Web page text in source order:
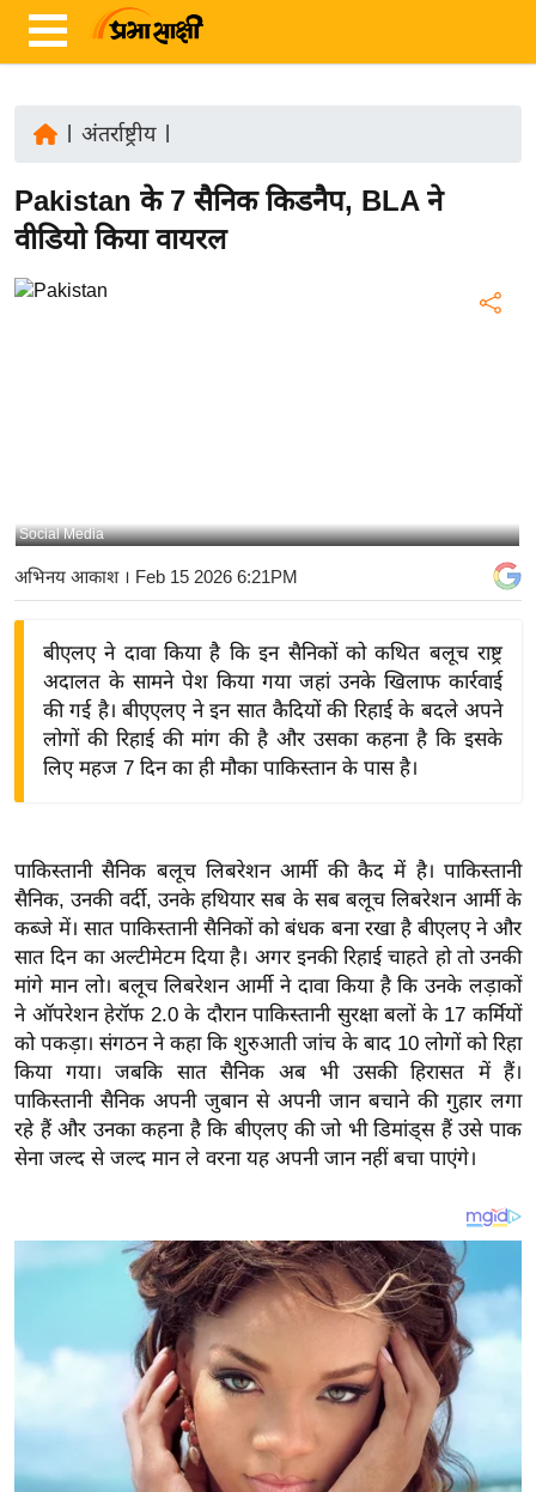
ज़ा
ख
र
ष्ट्री
य
बि
द्यो
ग
त
वि
शे
ष
ज्ञ
रा
य
ब
ज
ल
2
अंतर्राष्ट्रीय|
Pakistan के 7 सैनिक किडनैप, BLA ने
वीडियो किया वायरल
Social Media
अभिनय आकाश। Feb 15 2026 6:21PM
बीएलए ने दावा किया है कि इन सैनिकों को कथित बलूच राष्ट्र
अदालत के सामने पेश किया गया जहां उनके खिलाफ कार्रवाई
की गई है। बीएएलए ने इन सात कैदियों की रिहाई के बदले अपने
लोगों की रिहाई की मांग की है और उसका कहना है कि इसके
लिए महज 7 दिन का ही मौका पाकिस्तान के पास है।
पाकिस्तानी सैनिक बलूच लिबरेशन आर्मी की कैद में है। पाकिस्तानी
सैनिक, उनकी वर्दी, उनके हथियार सब के सब बलूच लिबरेशन आर्मी के
कब्जे में। सात पाकिस्तानी सैनिकों को बंधक बना रखा है बीएलए ने और
सात दिन का अल्टीमेटम दिया है। अगर इनकी रिहाई चाहते हो तो उनकी
मांगे मान लो। बलूच लिबरेशन आर्मी ने दावा किया है कि उनके लड़ाकों
ने ऑपरेशन हेरॉफ 2.0 के दौरान पाकिस्तानी सुरक्षा बलों के 17 कर्मियों
को पकड़ा। संगठन ने कहा कि शुरुआती जांच के बाद 10 लोगों को रिहा
किया गया। जबकि सात सैनिक अब भी उसकी हिरासत में हैं।
पाकिस्तानी सैनिक अपनी जुबान से अपनी जान बचाने की गुहार लगा
रहे हैं और उनका कहना है कि बीएलए की जो भी डिमांड्स हैं उसे पाक
सेना जल्द से जल्द मान ले वरना यह अपनी जान नहीं बचा पाएंगे।